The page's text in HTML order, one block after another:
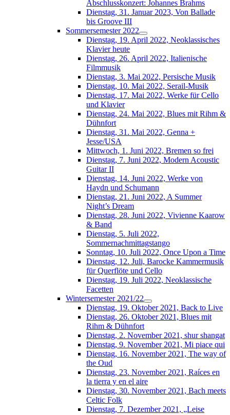
Abschlusskonzert: Johannes Brahms
Dienstag, 31. Januar 2023, Von Ballade
bis Groove III
Sommersemester 2022
Dienstag, 19. April 2022, Neoklassisches
Klavier heute
Dienstag, 26. April 2022, Italienische
Filmmusik
Dienstag, 3. Mai 2022, Persische Musik
Dienstag, 10. Mai 2022, Serail-Musik
Dienstag, 17. Mai 2022, Werke für Cello
und Klavier
Dienstag, 24. Mai 2022, Blues mit Rihm &
Dühnfort
Dienstag, 31. Mai 2022, Genna +
Jesse/USA
Mittwoch, 1. Juni 2022, Bremen so frei
Dienstag, 7. Juni 2022, Modern Acoustic
Guitar II
Dienstag, 14. Juni 2022, Werke von
Haydn und Schumann
Dienstag, 21. Juni 2022, A Summer
Night’s Dream
Dienstag, 28. Juni 2022, Vivienne Kaarow
& Band
Dienstag, 5. Juli 2022,
Sommernachmittagstango
Sonntag, 10. Juli 2022, Once Upon a Time
Dienstag, 12. Juli, Barocke Kammermusik
für Querflöte und Cello
Dienstag, 19. Juli 2022, Neoklassische
Facetten
Wintersemester 2021/22
Dienstag, 19. Oktober 2021, Back to Live
Dienstag, 26. Oktober 2021, Blues mit
Rihm & Dühnfort
Dienstag, 2. November 2021, shur shangat
Dienstag, 9. November 2021, Mi piace qui
Dienstag, 16. November 2021, The way of
the Oud
Dienstag, 23. November 2021, Raíces en
la tierra y en el aire
Dienstag, 30. November 2021, Bach meets
Celtic Folk
Dienstag, 7. Dezember 2021, „Leise